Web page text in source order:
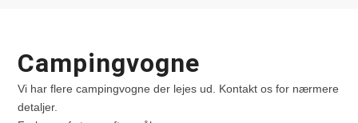
Campingvogne
Vi har flere campingvogne der lejes ud. Kontakt os for nærmere
detaljer.